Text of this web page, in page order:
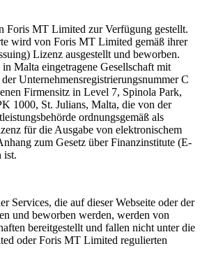
Foris MT Limited zur Verfügung gestellt.
wird von Foris MT Limited gemäß ihrer
Lizenz ausgestellt und beworben.
Malta eingetragene Gesellschaft mit
Unternehmensregistrierungsnummer C
Firmensitz in Level 7, Spinola Park,
1000, St. Julians, Malta, die von der
ordnungsgemäß als
für die Ausgabe von elektronischem
zum Gesetz über Finanzinstitute (E-
ist.
Services, die auf dieser Webseite oder der
und beworben werden, werden von
bereitgestellt und fallen nicht unter die
oder Foris MT Limited regulierten